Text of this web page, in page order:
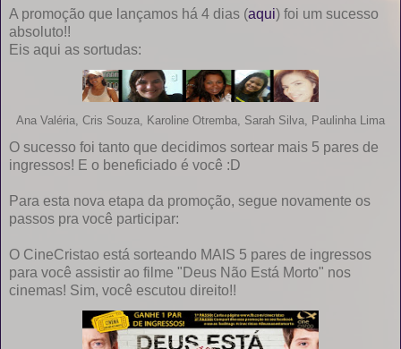
A promoção que lançamos há 4 dias (aqui) foi um sucesso
absoluto!!
Eis aqui as sortudas:
Ana Valéria, Cris Souza, Karoline Otremba, Sarah Silva, Paulinha Lima
O sucesso foi tanto que decidimos sortear mais 5 pares de
ingressos! E o beneficiado é você :D
Para esta nova etapa da promoção, segue novamente os
passos pra você participar:
O CineCristao está sorteando MAIS 5 pares de ingressos
para você assistir ao filme "Deus Não Está Morto" nos
cinemas! Sim, você escutou direito!!